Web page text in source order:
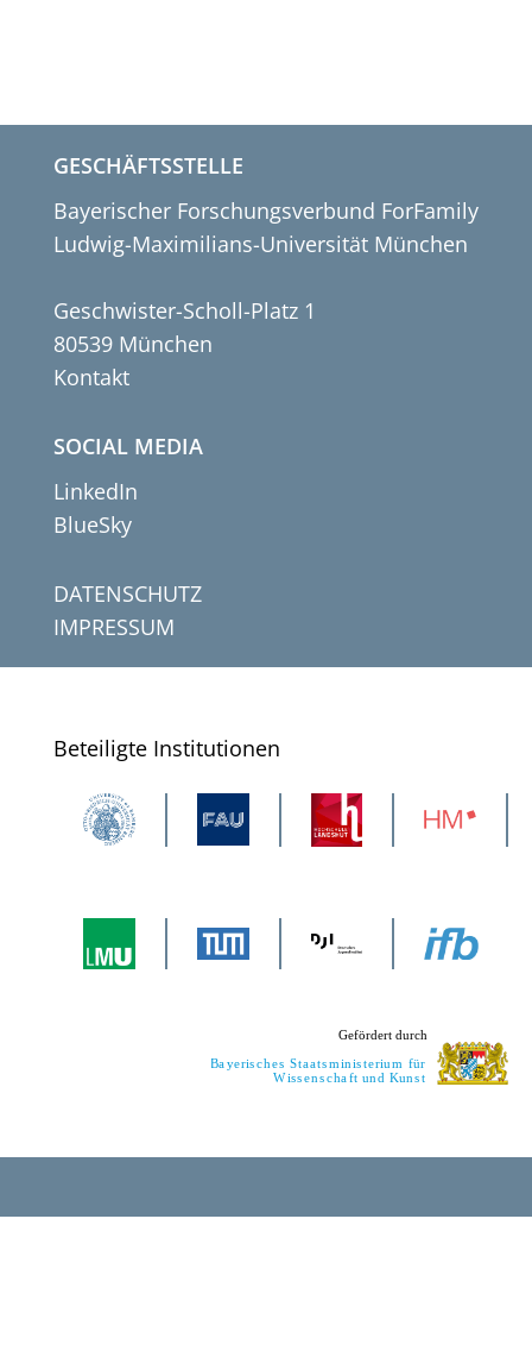
GESCHÄFTSSTELLE
Bayerischer Forschungsverbund ForFamily
Ludwig-Maximilians-Universität München
Geschwister-Scholl-Platz 1
80539 München
Kontakt
SOCIAL MEDIA
LinkedIn
BlueSky
DATENSCHUTZ
IMPRESSUM
Beteiligte Institutionen